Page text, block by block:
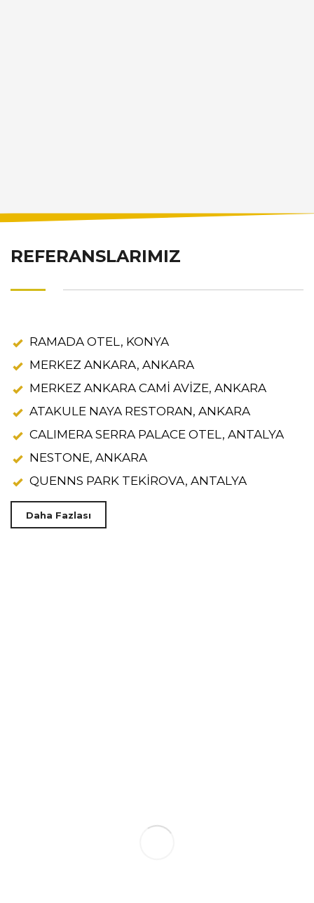
REFERANSLARIMIZ
RAMADA OTEL, KONYA
MERKEZ ANKARA, ANKARA
MERKEZ ANKARA CAMİ AVİZE, ANKARA
ATAKULE NAYA RESTORAN, ANKARA
CALIMERA SERRA PALACE OTEL, ANTALYA
NESTONE, ANKARA
QUENNS PARK TEKİROVA, ANTALYA
Daha Fazlası